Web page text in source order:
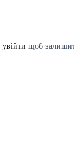
увійти щоб